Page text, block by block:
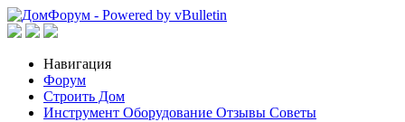
Навигация
Форум
Строить Дом
Инструмент Оборудование Отзывы Советы